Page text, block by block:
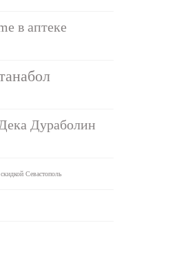
в аптеке
Дураболин
Севастополь